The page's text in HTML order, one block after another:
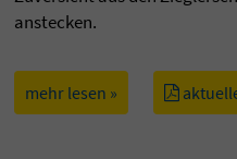
anstecken.
mehr lesen »